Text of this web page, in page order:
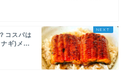
コスパは
ギ)メ...